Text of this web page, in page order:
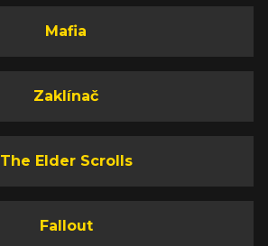
Mafia
Zaklínač
The Elder Scrolls
Fallout